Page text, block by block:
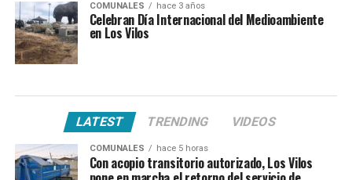
COMUNALES hace 3 años
Celebran Día Internacional del Medioambiente
en Los Vilos
LATEST TRENDING VIDEOS
COMUNALES hace 5 horas
Con acopio transitorio autorizado, Los Vilos